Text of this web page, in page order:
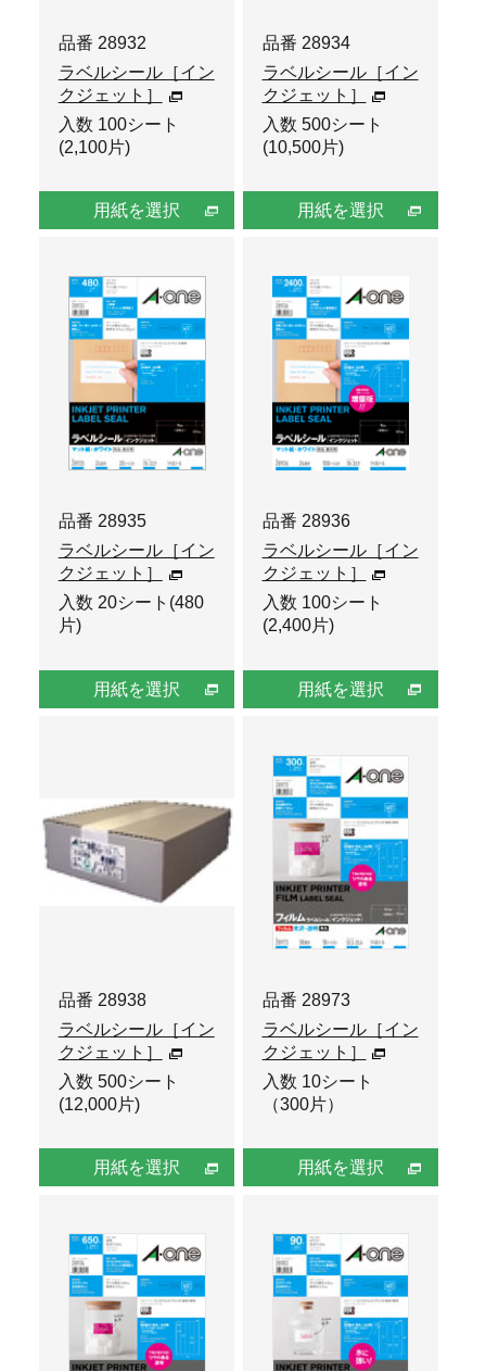
品番 28932
ラベルシール［イン
クジェット］
入数 100シート
(2,100片)
用紙を選択
品番 28934
ラベルシール［イン
クジェット］
入数 500シート
(10,500片)
用紙を選択
品番 28935
ラベルシール［イン
クジェット］
入数 20シート(480
片)
用紙を選択
品番 28936
ラベルシール［イン
クジェット］
入数 100シート
(2,400片)
用紙を選択
品番 28938
ラベルシール［イン
クジェット］
入数 500シート
(12,000片)
用紙を選択
品番 28973
ラベルシール［イン
クジェット］
入数 10シート
（300片）
用紙を選択